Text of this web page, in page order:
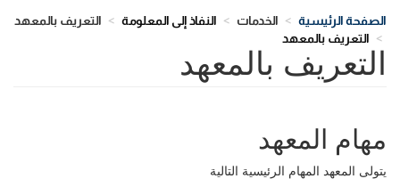
navigation
الصفحة الرئيسية الخدمات النفاذ إلى المعلومة
التعريف بالمعهد
التعريف بالمعهد
التعريف بالمعهد
مهام المعهد
يتولى المعهد المهام الرئيسية التالية